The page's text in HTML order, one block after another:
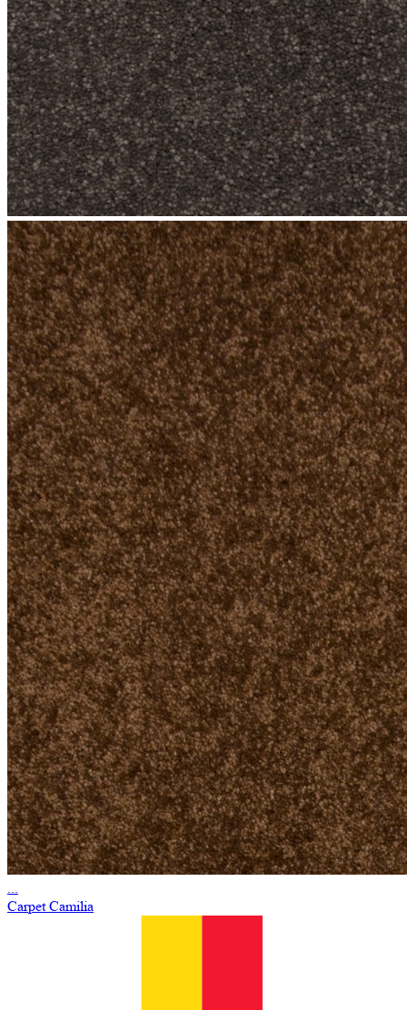
...
Carpet Camilia